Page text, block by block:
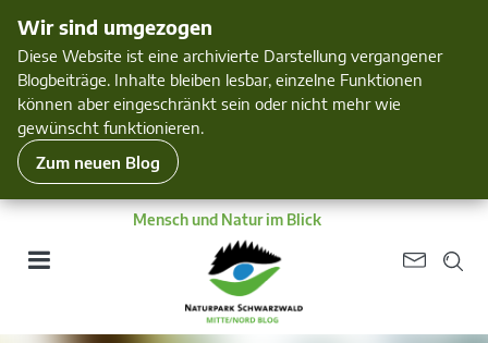
Wir sind umgezogen
Diese Website ist eine archivierte Darstellung vergangener
Blogbeiträge. Inhalte bleiben lesbar, einzelne Funktionen
können aber eingeschränkt sein oder nicht mehr wie
gewünscht funktionieren.
Zum neuen Blog
Mensch und Natur im Blick